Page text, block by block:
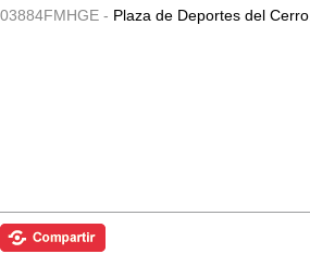
03884FMHGE - Plaza de Deportes del Cerro.